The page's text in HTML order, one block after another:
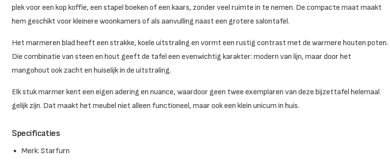
plek voor een kop koffie, een stapel boeken of een kaars, zonder veel ruimte in te nemen. De compacte maat maakt
hem geschikt voor kleinere woonkamers of als aanvulling naast een grotere salontafel.
Het marmeren blad heeft een strakke, koele uitstraling en vormt een rustig contrast met de warmere houten poten.
Die combinatie van steen en hout geeft de tafel een evenwichtig karakter: modern van lijn, maar door het
mangohout ook zacht en huiselijk in de uitstraling.
Elk stuk marmer kent een eigen adering en nuance, waardoor geen twee exemplaren van deze bijzettafel helemaal
gelijk zijn. Dat maakt het meubel niet alleen functioneel, maar ook een klein unicum in huis.
Specificaties
Merk: Starfurn